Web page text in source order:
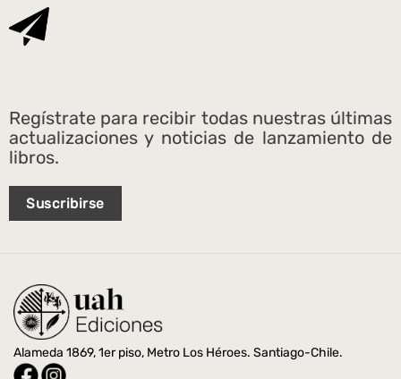
Regístrate para recibir todas nuestras últimas
actualizaciones y noticias de lanzamiento de
libros.
Suscribirse
Alameda 1869, 1er piso, Metro Los Héroes. Santiago-Chile.